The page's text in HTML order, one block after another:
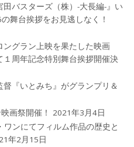
バスターズ（株）-大長編-』い
舞台挨拶をお見逃しなく！
グラン上映を果たした映画
１周年記念特別舞台挨拶開催決
『いとみち』がグランプリ＆
画祭開催！
2021年3月4日
ンにてフィルム作品の歴史と
年2月15日